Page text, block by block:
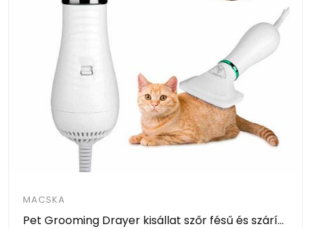
MACSKA
Pet Grooming Drayer kisállat szőr fésű és szárító